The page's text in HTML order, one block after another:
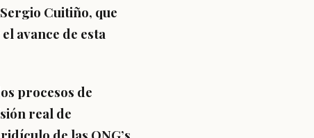
Cuitiño, que
avance de esta
procesos de
real de